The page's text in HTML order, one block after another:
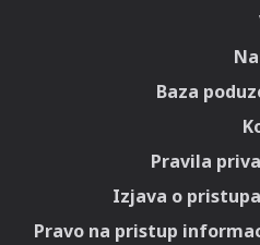
Baza
Pravila
Izjava o
Pravo na pristup